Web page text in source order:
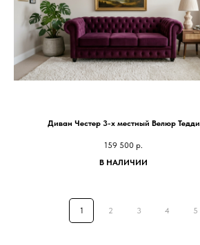
Диван Честер 3-х местный Велюр Тедди
159 500 р.
В НАЛИЧИИ
1 2 3 4 5